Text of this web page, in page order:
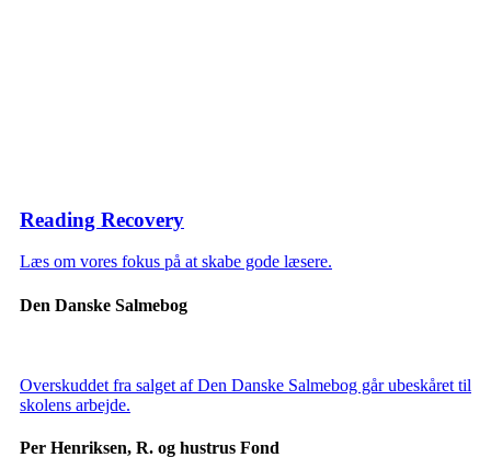
Reading Recovery
Læs om vores fokus på at skabe gode læsere.
Den Danske Salmebog
Overskuddet fra salget af Den Danske Salmebog går ubeskåret til
skolens arbejde.
Per Henriksen, R. og hustrus Fond